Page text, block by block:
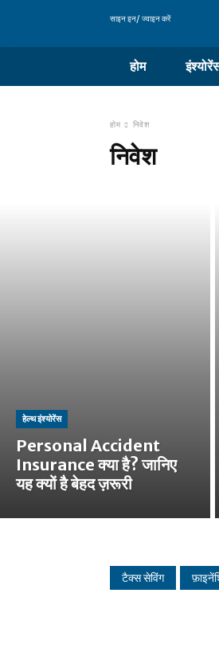
साइन इन/ ज्वाइन करें
होम
होम निवेश
निवेश
हेल्थ इंश्योरेंस
Personal Accident
Insurance क्या है? जानिए
यह क्यों है बेहद ज़रूरी
टैक्स सेविंग